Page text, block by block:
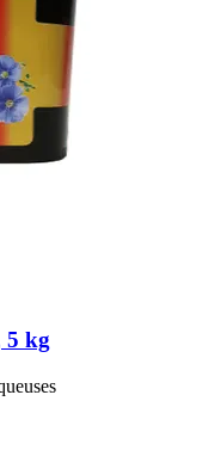
5 kg